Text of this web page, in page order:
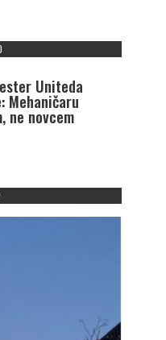
Uniteda
Mehaničaru
ne novcem